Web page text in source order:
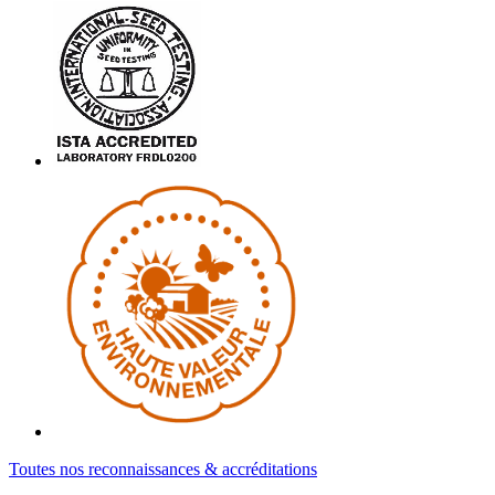
Toutes nos reconnaissances & accréditations